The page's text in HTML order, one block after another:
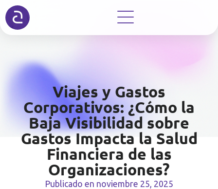
Viajes y Gastos
Corporativos: ¿Cómo la
Baja Visibilidad sobre
Gastos Impacta la Salud
Financiera de las
Organizaciones?
Publicado en noviembre 25, 2025